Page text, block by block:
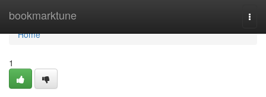
bookmarktune
Home
Home
1